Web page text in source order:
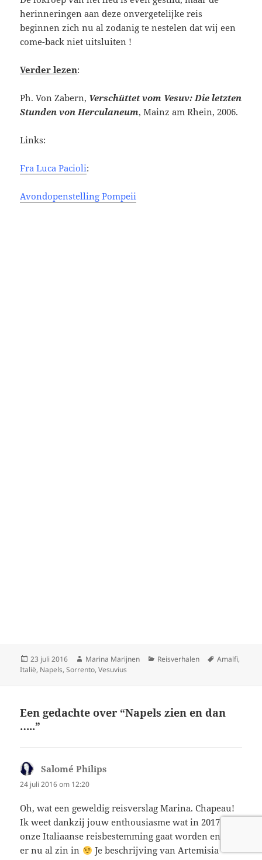
herinneringen aan deze onvergetelijke reis
beginnen zich nu al zodanig te nestelen dat wij een
come-back niet uitsluiten !
Verder lezen:
Ph. Von Zabern, Verschüttet vom Vesuv: Die letzten
Stunden von Herculaneum, Mainz am Rhein, 2006.
Links:
Fra Luca Pacioli:
Avondopenstelling Pompeii
Geplaatst
op
23 juli 2016 Auteur
Marina Marijnen Categorieën
Reisverhalen Tags
Amalfi,
Italië, Napels,Sorrento,Vesuvius
Een gedachte over “Napels zien en dan
…..”
Salomé Philips
24 juli 2016 om 12:20
Oh, wat een geweldig reisverslag Marina. Chapeau!
Ik weet dankzij jouw enthousiasme wat in 2017
onze Italiaanse reisbestemming gaat worden en heb
er nu al zin in
Je beschrijving van Artemisia